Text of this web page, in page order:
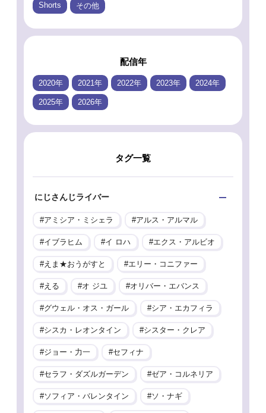
Shorts その他
配信年
2020年 2021年 2022年 2023年 2024年
2025年 2026年
タグ一覧
にじさんじライバー
アミシア・ミシェラ アルス・アルマル
イブラヒム イ ロハ エクス・アルビオ
えま★おうがすと エリー・コニファー
える オ ジユ オリバー・エバンス
グウェル・オス・ガール シア・エカフィラ
シスカ・レオンタイン シスター・クレア
ジョー・力一 セフィナ
セラフ・ダズルガーデン ゼア・コルネリア
ソフィア・バレンタイン ソ・ナギ